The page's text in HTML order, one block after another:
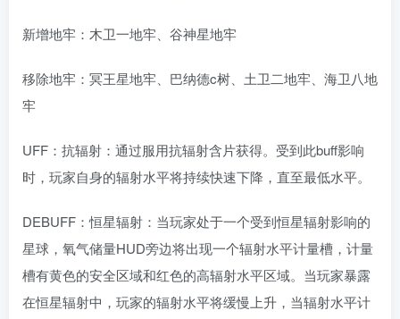
新增地牢：木卫一地牢、谷神星地牢
移除地牢：冥王星地牢、巴纳德c树、土卫二地牢、海卫八地
牢
UFF：抗辐射：通过服用抗辐射含片获得。受到此buff影响
时，玩家自身的辐射水平将持续快速下降，直至最低水平。
DEBUFF：恒星辐射：当玩家处于一个受到恒星辐射影响的
星球，氧气储量HUD旁边将出现一个辐射水平计量槽，计量
槽有黄色的安全区域和红色的高辐射水平区域。当玩家暴露
在恒星辐射中，玩家的辐射水平将缓慢上升，当辐射水平计